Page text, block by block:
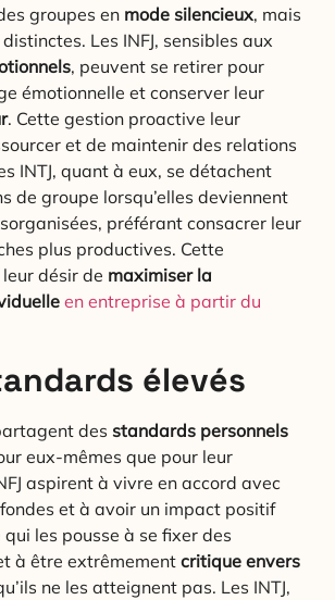
groupes en mode silencieux, mais
Les INFJ, sensibles aux
, peuvent se retirer pour
émotionnelle et conserver leur
. Cette gestion proactive leur
et de maintenir des relations
INTJ, quant à eux, se détachent
de groupe lorsqu’elles deviennent
préférant consacrer leur
plus productives. Cette
désir de maximiser la
en entreprise à partir du
élevés
des standards personnels
eux-mêmes que pour leur
aspirent à vivre en accord avec
et à avoir un impact positif
les pousse à se fixer des
à être extrêmement critique envers
ne les atteignent pas. Les INTJ,